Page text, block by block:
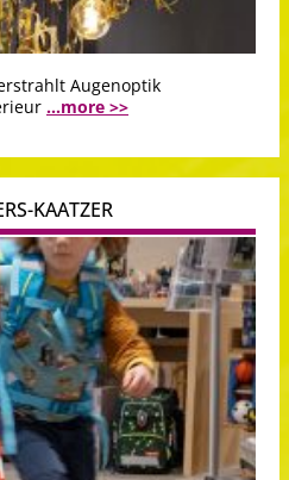
Augenoptik
...more >>
KAATZER